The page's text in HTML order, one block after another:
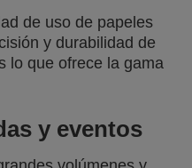
de uso de papeles
y durabilidad de
lo que ofrece la gama
y eventos